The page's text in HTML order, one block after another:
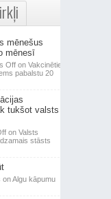
mēnešus
mēnesī
Offon Vakcinētie
pabalstu 20
tukšot valsts
on Valsts
stāsts
on Algu kāpumu